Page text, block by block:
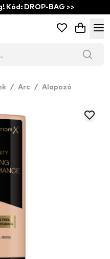
Kód: DROP-BAG >>
/ Arc / Alapozó